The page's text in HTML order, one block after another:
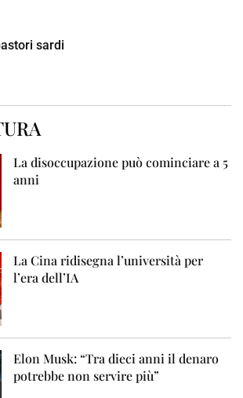
sardi
La disoccupazione può cominciare a 5
anni
La Cina ridisegna l’università per
l’era dell’IA
Elon Musk: “Tra dieci anni il denaro
potrebbe non servire più”